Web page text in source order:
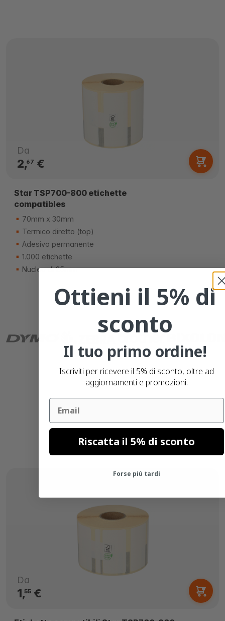
Da
2,67 €
Star TSP700-800 etichette
compatibles
70mm x 30mm
Termico diretto (top)
Adesivo permanente
1.000 etichette
Nucleo di 25mm
Da
1,55€
Ottieni il 5% di
sconto
Il tuo primo ordine!
Iscriviti per ricevere il 5% di sconto, oltre ad
aggiornamenti e promozioni.
Email
Riscatta il 5% di sconto
Forse più tardi